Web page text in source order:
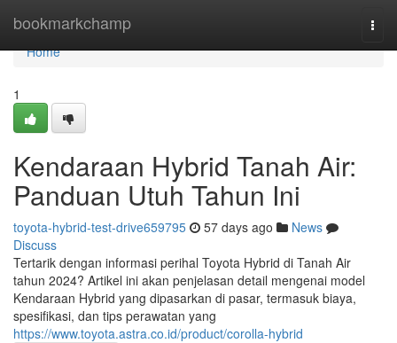
bookmarkchamp
Home
Home
1
Kendaraan Hybrid Tanah Air:
Panduan Utuh Tahun Ini
toyota-hybrid-test-drive659795 57 days ago
News
Discuss
Tertarik dengan informasi perihal Toyota Hybrid di Tanah Air
tahun 2024? Artikel ini akan penjelasan detail mengenai model
Kendaraan Hybrid yang dipasarkan di pasar, termasuk biaya,
spesifikasi, dan tips perawatan yang
https://www.toyota.astra.co.id/product/corolla-hybrid